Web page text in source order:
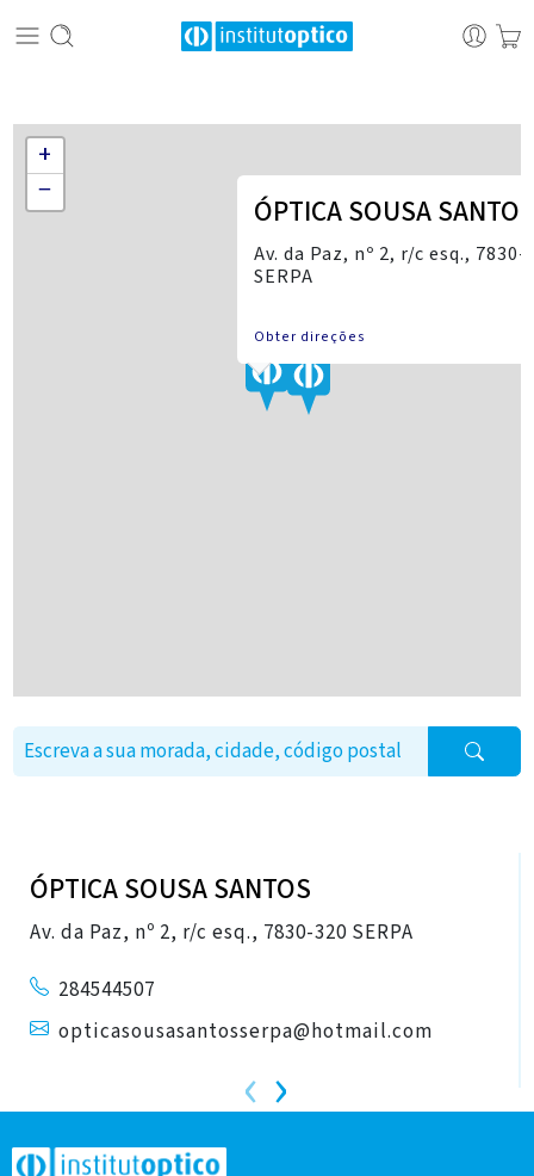
ÓPTICA SOUSA
Av. da Paz, nº 2, r/c esq., 7830-
SERPA
Obter direções
+
−
ÓPTICA SOUSA SANTOS
Av. da Paz, nº 2, r/c esq., 7830-320 SERPA
284544507
opticasousasantosserpa@hotmail.com
‹›